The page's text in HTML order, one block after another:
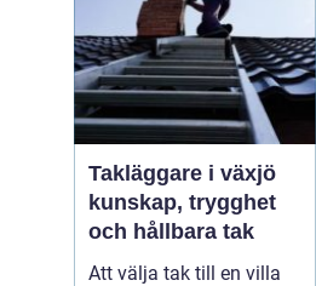
läckage och behov...
Takläggare i växjö
kunskap, trygghet
och hållbara tak
Att välja tak till en villa